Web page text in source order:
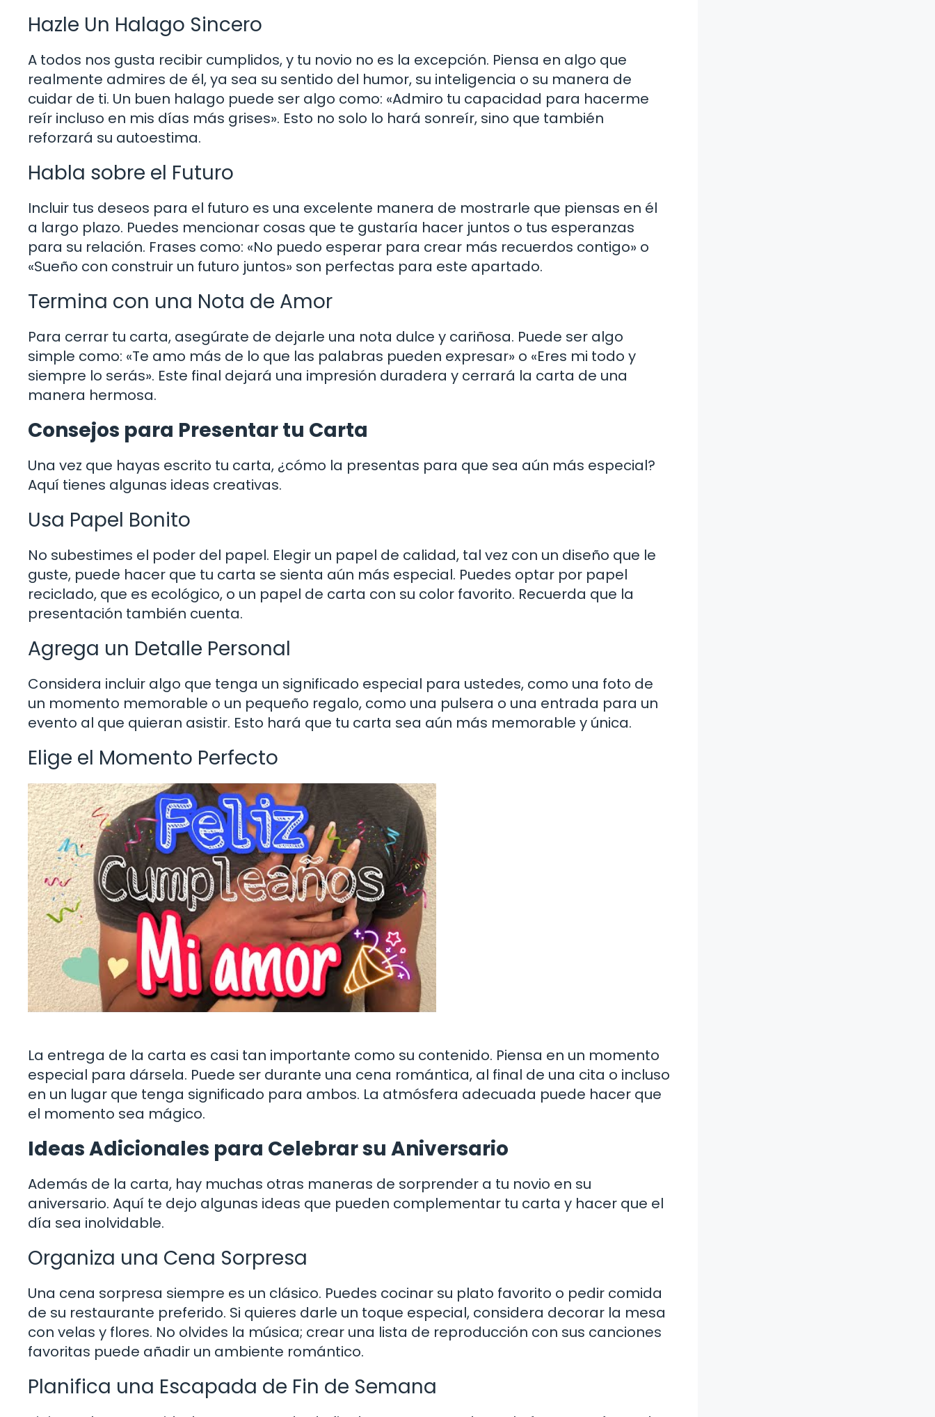
Hazle Un Halago Sincero
A todos nos gusta recibir cumplidos, y tu novio no es la excepción. Piensa en algo que
realmente admires de él, ya sea su sentido del humor, su inteligencia o su manera de
cuidar de ti. Un buen halago puede ser algo como: «Admiro tu capacidad para hacerme
reír incluso en mis días más grises». Esto no solo lo hará sonreír, sino que también
reforzará su autoestima.
Habla sobre el Futuro
Incluir tus deseos para el futuro es una excelente manera de mostrarle que piensas en él
a largo plazo. Puedes mencionar cosas que te gustaría hacer juntos o tus esperanzas
para su relación. Frases como: «No puedo esperar para crear más recuerdos contigo» o
«Sueño con construir un futuro juntos» son perfectas para este apartado.
Termina con una Nota de Amor
Para cerrar tu carta, asegúrate de dejarle una nota dulce y cariñosa. Puede ser algo
simple como: «Te amo más de lo que las palabras pueden expresar» o «Eres mi todo y
siempre lo serás». Este final dejará una impresión duradera y cerrará la carta de una
manera hermosa.
Consejos para Presentar tu Carta
Una vez que hayas escrito tu carta, ¿cómo la presentas para que sea aún más especial?
Aquí tienes algunas ideas creativas.
Usa Papel Bonito
No subestimes el poder del papel. Elegir un papel de calidad, tal vez con un diseño que le
guste, puede hacer que tu carta se sienta aún más especial. Puedes optar por papel
reciclado, que es ecológico, o un papel de carta con su color favorito. Recuerda que la
presentación también cuenta.
Agrega un Detalle Personal
Considera incluir algo que tenga un significado especial para ustedes, como una foto de
un momento memorable o un pequeño regalo, como una pulsera o una entrada para un
evento al que quieran asistir. Esto hará que tu carta sea aún más memorable y única.
Elige el Momento Perfecto
La entrega de la carta es casi tan importante como su contenido. Piensa en un momento
especial para dársela. Puede ser durante una cena romántica, al final de una cita o incluso
en un lugar que tenga significado para ambos. La atmósfera adecuada puede hacer que
el momento sea mágico.
Ideas Adicionales para Celebrar su Aniversario
Además de la carta, hay muchas otras maneras de sorprender a tu novio en su
aniversario. Aquí te dejo algunas ideas que pueden complementar tu carta y hacer que el
día sea inolvidable.
Organiza una Cena Sorpresa
Una cena sorpresa siempre es un clásico. Puedes cocinar su plato favorito o pedir comida
de su restaurante preferido. Si quieres darle un toque especial, considera decorar la mesa
con velas y flores. No olvides la música; crear una lista de reproducción con sus canciones
favoritas puede añadir un ambiente romántico.
Planifica una Escapada de Fin de Semana